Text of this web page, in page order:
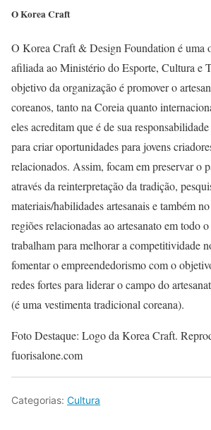
O Korea Craft
O Korea Craft & Design Foundation é uma
afiliada ao Ministério do Esporte, Cultura e
objetivo da organização é promover o
coreanos, tanto na Coreia quanto
eles acreditam que é de sua
para criar oportunidades para jovens
relacionados. Assim, focam em preservar o
através da reinterpretação da tradição,
materiais/habilidades artesanais e também
regiões relacionadas ao artesanato em todo
trabalham para melhorar a competitividade
fomentar o empreendedorismo com o
redes fortes para liderar o campo do
(é uma vestimenta tradicional coreana).
Foto Destaque: Logo da Korea Craft.
fuorisalone.com
Categorias: Cultura